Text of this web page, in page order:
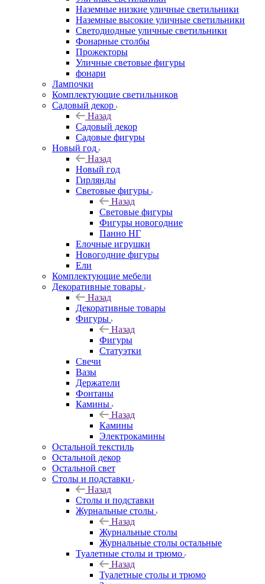
Наземные низкие уличные светильники
Наземные высокие уличные светильники
Светодиодные уличные светильники
Фонарные столбы
Прожекторы
Уличные световые фигуры
фонари
Лампочки
Комплектующие светильников
Садовый декор
Назад
Садовый декор
Садовые фигуры
Новый год
Назад
Новый год
Гирлянды
Световые фигуры
Назад
Световые фигуры
Фигуры новогодние
Панно НГ
Елочные игрушки
Новогодние фигуры
Ели
Комплектующие мебели
Декоративные товары
Назад
Декоративные товары
Фигуры
Назад
Фигуры
Статуэтки
Свечи
Вазы
Держатели
Фонтаны
Камины
Назад
Камины
Электрокамины
Остальной текстиль
Остальной декор
Остальной свет
Столы и подставки
Назад
Столы и подставки
Журнальные столы
Назад
Журнальные столы
Журнальные столы остальные
Туалетные столы и трюмо
Назад
Туалетные столы и трюмо